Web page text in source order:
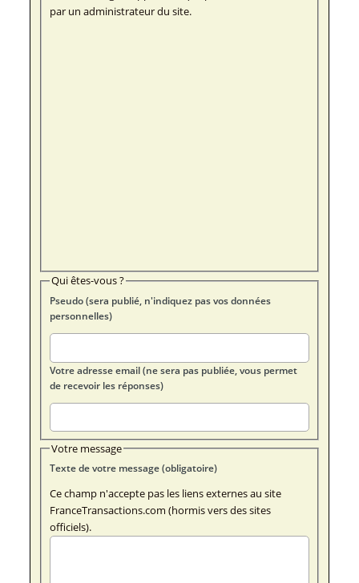
par un administrateur du site.
Qui êtes-vous ?
Pseudo (sera publié, n'indiquez pas vos données
personnelles)
Votre adresse email (ne sera pas publiée, vous permet
de recevoir les réponses)
Votre message
Texte de votre message (obligatoire)
Ce champ n'accepte pas les liens externes au site
FranceTransactions.com (hormis vers des sites
officiels).